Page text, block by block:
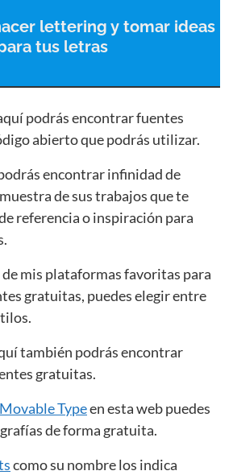
lettering y tomar ideas
tus letras
podrás encontrar fuentes
abierto que podrás utilizar.
encontrar infinidad de
de sus trabajos que te
referencia o inspiración para
de mis plataformas favoritas para
gratuitas, puedes elegir entre
también podrás encontrar
gratuitas.
Typeen esta web puedes
de forma gratuita.
como su nombre los indica